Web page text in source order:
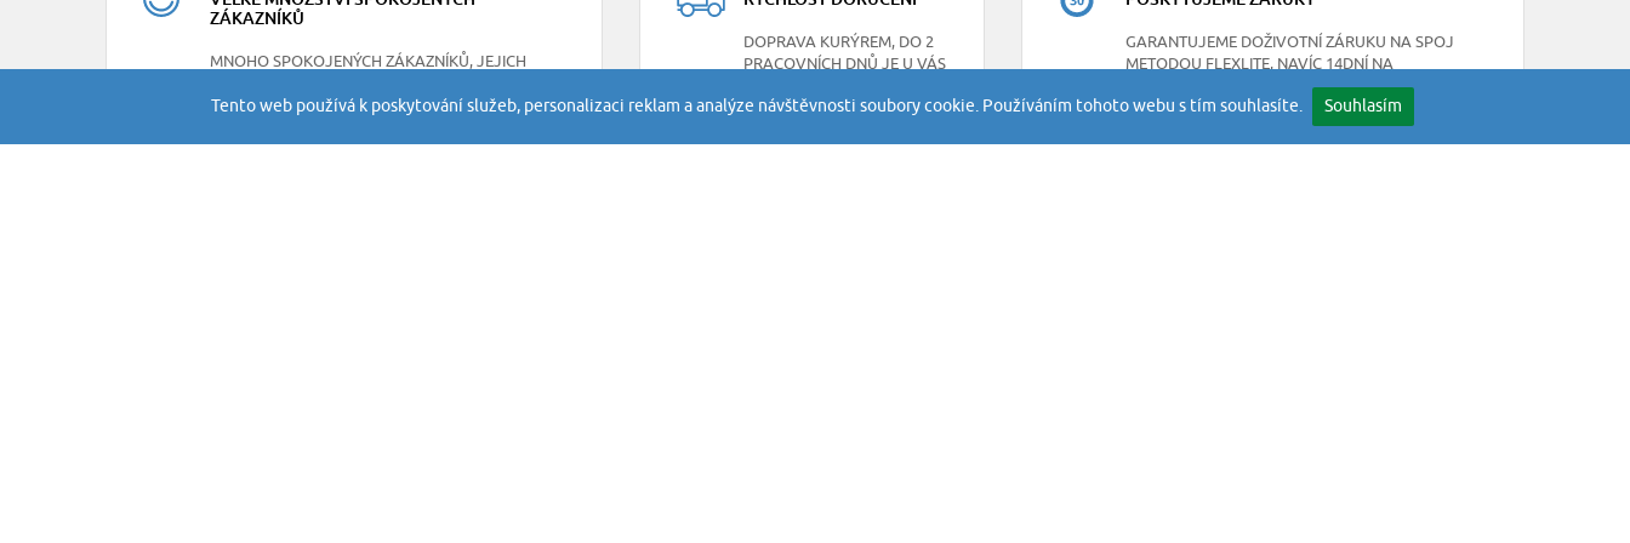
ZÁKAZNÍKŮ
MNOHO SPOKOJENÝCH ZÁKAZNÍKŮ, JEJICH
DOPRAVA KURÝREM, DO 2
PRACOVNÍCH DNŮ JE U VÁS
GARANTUJEME DOŽIVOTNÍ ZÁRUKU NA SPOJ
METODOU FLEXLITE, NAVÍC 14DNÍ NA
JAKOUKOLIV SKRYTOU VADU
Tento web používá k poskytování služeb, personalizaci reklam a analýze návštěvnosti soubory cookie. Používáním tohoto webu s tím souhlasíte. Souhlasím